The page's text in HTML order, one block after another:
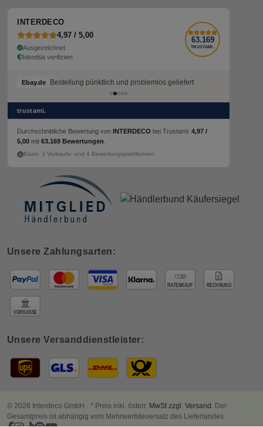
INTERDECO
4,97 / 5,00
Ausgezeichnet
Identität verifiziert
63.169
TRUSTAMI.
Ebay.de Bestellung pünktlich und problemlos geliefert
Ebay.de Bestellung pünktlich und problemlos geliefert
trustami.
Durchschnittliche Bewertung von INTERDECO bei Trustami: 4,97 /
5,00 mit 63.169 Bewertungen
Basis: 3 Verkaufs- und 4 Bewertungsplattformen
Unsere Zahlungsarten:
Unsere Versanddienstleister:
© 2026 Interdeco GmbH · * Preis inkl. österr. MwSt zzgl. Versand . Der
Gesamtpreis ist abhängig vom Mehrwertsteuersatz des Lieferlandes.